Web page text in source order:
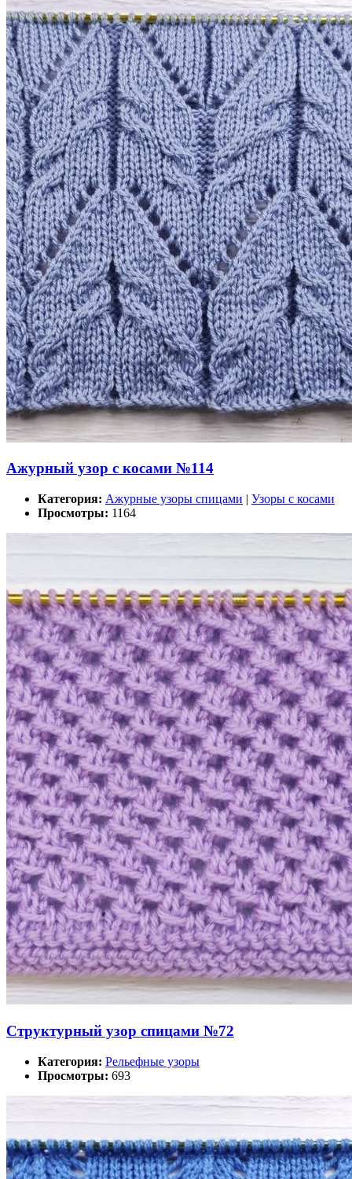
Ажурный узор с косами №114
Категория: Ажурные узоры спицами | Узоры с косами
Просмотры: 1164
Структурный узор спицами №72
Категория: Рельефные узоры
Просмотры: 693